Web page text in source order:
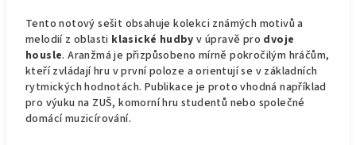
Tento notový sešit obsahuje kolekci známých motivů a
melodií z oblasti klasické hudby v úpravě pro dvoje
housle. Aranžmá je přizpůsobeno mírně pokročilým hráčům,
kteří zvládají hru v první poloze a orientují se v základních
rytmických hodnotách. Publikace je proto vhodná například
pro výuku na ZUŠ, komorní hru studentů nebo společné
domácí muzicírování.